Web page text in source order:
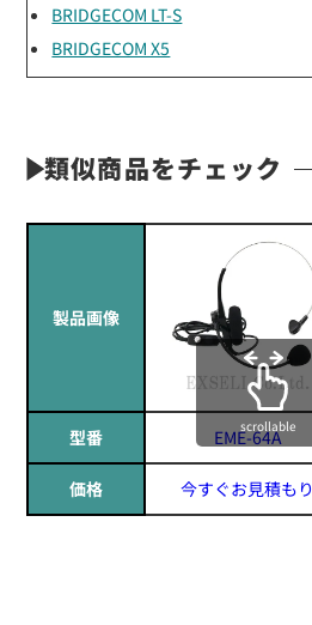
BRIDGECOM LT-S
BRIDGECOM X5
類似商品をチェック
製品画像
型番 EME-64A
価格 今すぐお見積もり
scrollable